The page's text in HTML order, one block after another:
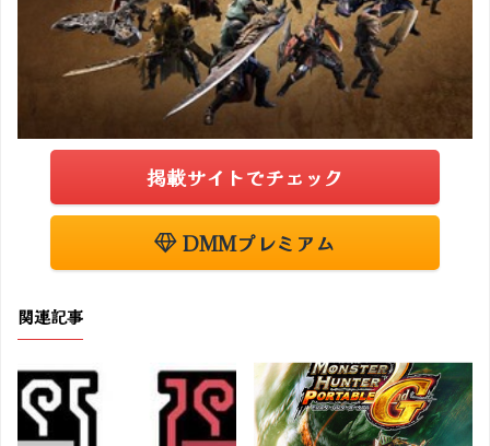
掲載サイトでチェック
DMMプレミアム
関連記事